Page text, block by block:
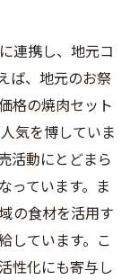
連携し、地元コ
ば、地元のお祭
格の焼肉セット
気を博していま
活動にとどまら
っています。ま
の食材を活用す
しています。こ
性化にも寄与し